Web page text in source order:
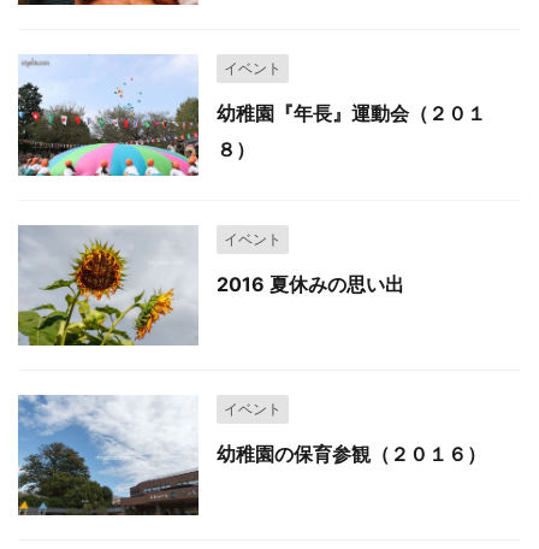
イベント
幼稚園『年長』運動会（２０１
８）
イベント
2016 夏休みの思い出
イベント
幼稚園の保育参観（２０１６）